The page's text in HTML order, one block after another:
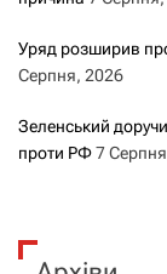
Уряд розширив
Серпня, 2026
Зеленський
проти РФ7